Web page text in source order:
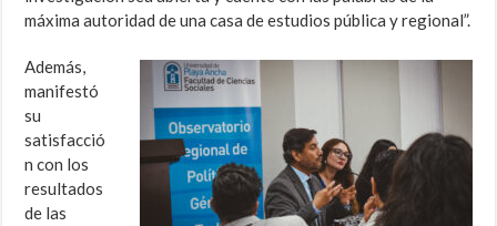
máxima autoridad de una casa de estudios pública y regional”.
Además,
manifestó
su
satisfacció
n con los
resultados
de las